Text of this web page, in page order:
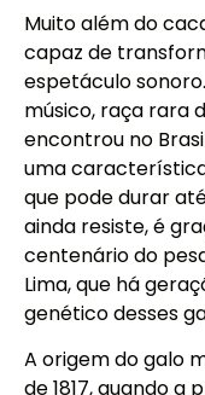
Muito além do
capaz de
espetáculo
músico, raça rara
encontrou no
uma
que pode durar
ainda resiste, é
centenário do
Lima, que há
genético desses
A origem do galo
de 1817, quando a